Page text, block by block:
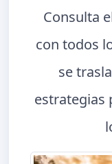
Consulta
con todos
se
estrategias